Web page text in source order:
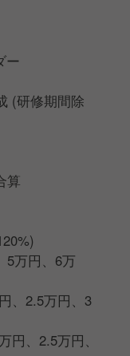
職意思の無いこ
により個別に変
分
容を報告
家賃手当：1万
年2回ボーナスあ
ー
(研修期間除
算
5万円、6万
、2.5万円、3
円、2.5万円、